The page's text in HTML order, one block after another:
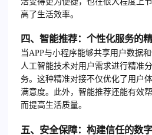
高了生活效率。
四、智能推荐：个性化服务的
当APP与小程序能够共享用户数据
人工智能技术对用户需求进行精准
务。这种精准对接不仅优化了用户
满意度。此外，智能推荐还能有效
而提高生活质量。
五、安全保障：构建信任的数